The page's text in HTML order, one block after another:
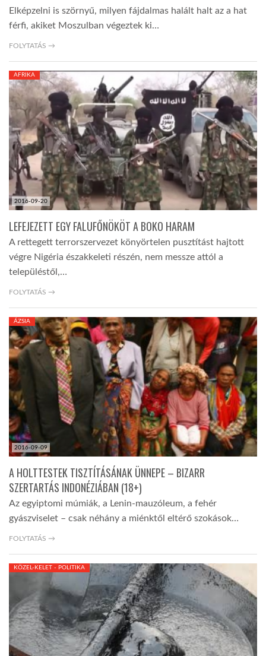
Elképzelni is szörnyű, milyen fájdalmas halált halt az a hat
férfi, akiket Moszulban végeztek ki…
FOLYTATÁS →
2016-09-20
AFRIKA
LEFEJEZETT EGY FALUFŐNÖKÖT A BOKO HARAM
A rettegett terrorszervezet könyörtelen pusztítást hajtott
végre Nigéria északkeleti részén, nem messze attól a
településtől,…
FOLYTATÁS →
2016-09-09
ÁZSIA
A HOLTTESTEK TISZTÍTÁSÁNAK ÜNNEPE – BIZARR
SZERTARTÁS INDONÉZIÁBAN (18+)
Az egyiptomi múmiák, a Lenin-mauzóleum, a fehér
gyászviselet – csak néhány a miénktől eltérő szokások…
FOLYTATÁS →
KÖZEL-KELET - POLITIKA